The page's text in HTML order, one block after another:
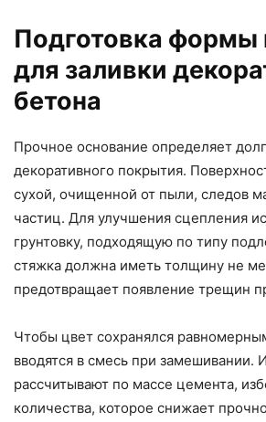
Подготовка формы
для заливки
бетона
Прочное основание определяет
декоративного покрытия.
сухой, очищенной от пыли, следов
частиц. Для улучшения сцепления
грунтовку, подходящую по типу
стяжка должна иметь толщину не
предотвращает появление трещин
Чтобы цвет сохранялся
вводятся в смесь при замешивании.
рассчитывают по массе цемента,
количества, которое снижает